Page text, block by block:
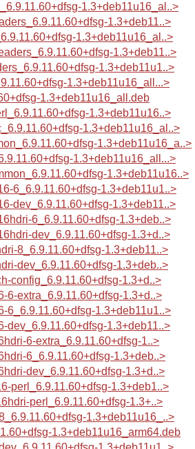
1.3+deb11u16_al..>
1.3+deb11..>
1.3+deb11u16_al..>
1.3+deb11..>
1.3+deb11u1..>
1.3+deb11u16_all...>
1.3+deb11u16_all.deb
1.3+deb11u16..>
1.3+deb11u16_al..>
1.3+deb11u16_a..>
1.3+deb11u16_all...>
1.3+deb11u16..>
6_6.9.11.60+dfsg-1.3+deb11u1..>
dev_6.9.11.60+dfsg-1.3+deb11..>
6_6.9.11.60+dfsg-1.3+deb..>
dev_6.9.11.60+dfsg-1.3+d..>
8_6.9.11.60+dfsg-1.3+deb11..>
dev_6.9.11.60+dfsg-1.3+deb..>
config_6.9.11.60+dfsg-1.3+d..>
6-extra_6.9.11.60+dfsg-1.3+d..>
6_6.9.11.60+dfsg-1.3+deb11u1..>
dev_6.9.11.60+dfsg-1.3+deb11..>
6-extra_6.9.11.60+dfsg-1..>
6_6.9.11.60+dfsg-1.3+deb..>
dev_6.9.11.60+dfsg-1.3+d..>
perl_6.9.11.60+dfsg-1.3+deb1..>
perl_6.9.11.60+dfsg-1.3+..>
1.3+deb11u16_..>
1.3+deb11u16_arm64.deb